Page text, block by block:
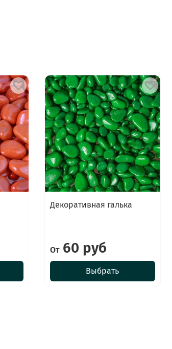
Декоративная галька
От60 руб
Выбрать